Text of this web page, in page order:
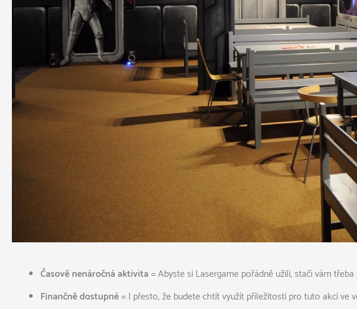
Časově nenáročná aktivita= Abyste si Lasergame pořádně užili, stačí vám
Finančně dostupné= I přesto, že budete chtít využít příležitosti pro tuto akci